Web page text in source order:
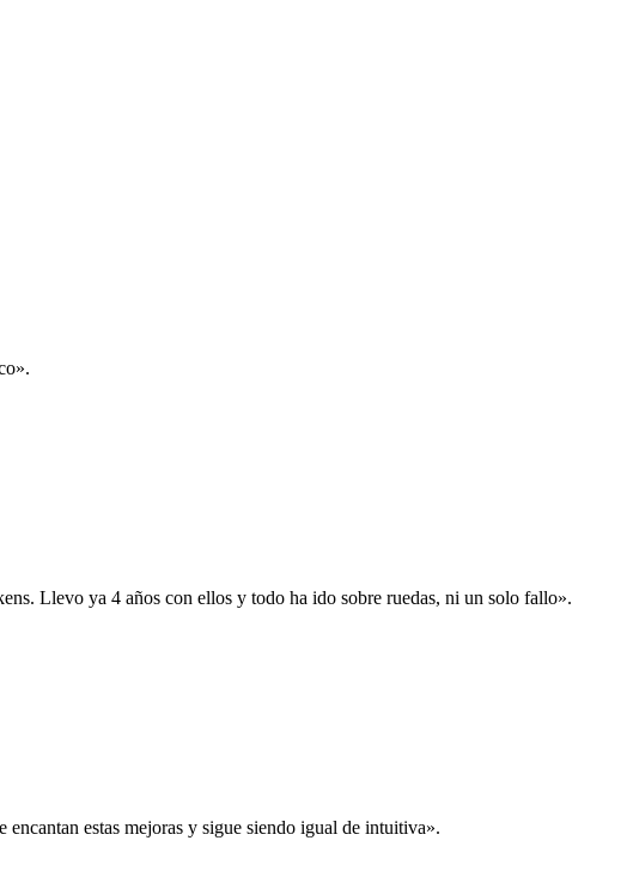
Llevo ya 4 años con ellos y todo ha ido sobre ruedas, ni un solo fallo».
estas mejoras y sigue siendo igual de intuitiva».